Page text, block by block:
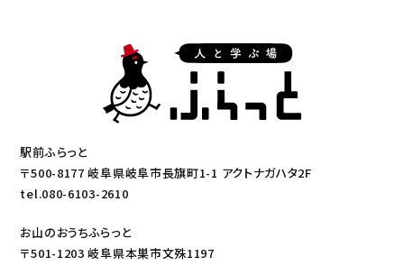
駅前ふらっと
〒500-8177 岐阜県岐阜市長旗町1-1 アクトナガハタ2F
tel.080-6103-2610
お山のおうちふらっと
〒501-1203 岐阜県本巣市文殊1197